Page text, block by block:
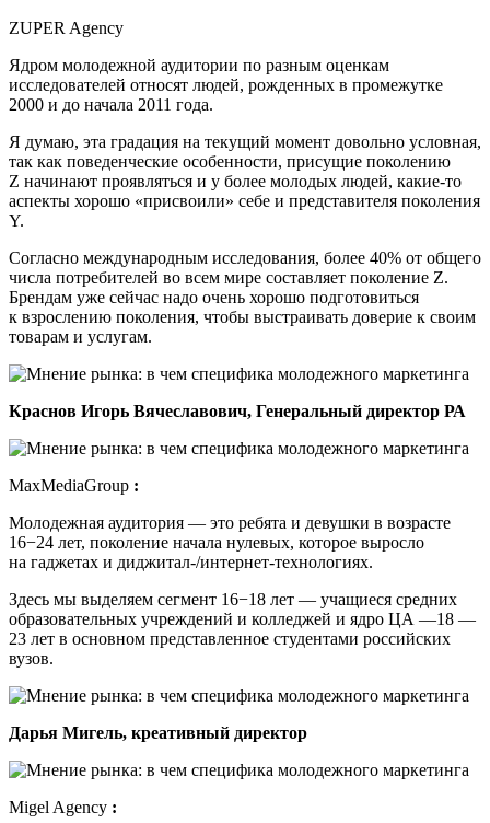
ZUPER Agency
Ядром молодежной аудитории по разным оценкам
исследователей относят людей, рожденных в промежутке
2000 и до начала 2011 года.
Я думаю, эта градация на текущий момент довольно условная,
так как поведенческие особенности, присущие поколению
Z начинают проявляться и у более молодых людей, какие-то
аспекты хорошо «присвоили» себе и представителя поколения
Y.
Согласно международным исследования, более 40% от общего
числа потребителей во всем мире составляет поколение Z.
Брендам уже сейчас надо очень хорошо подготовиться
к взрослению поколения, чтобы выстраивать доверие к своим
товарам и услугам.
Краснов Игорь Вячеславович, Генеральный директор РА
MaxMediaGroup :
Молодежная аудитория — это ребята и девушки в возрасте
16−24 лет, поколение начала нулевых, которое выросло
на гаджетах и диджитал-/интернет-технологиях.
Здесь мы выделяем сегмент 16−18 лет — учащиеся средних
образовательных учреждений и колледжей и ядро ЦА —18 —
23 лет в основном представленное студентами российских
вузов.
Дарья Мигель, креативный директор
Migel Agency :